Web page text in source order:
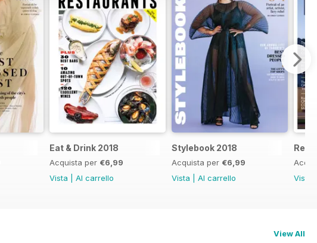
Eat & Drink 2018
Acquista per €6,99
Vista
Al carrello
Stylebook 2018
Acquista per €6,99
Vista
Al carrello
Real
Vista
View All